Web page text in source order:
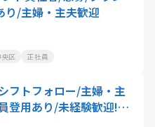
り/主婦・主夫歓迎
区 正社員
フトフォロー/主婦・主
登用あり/未経験歓迎!ク